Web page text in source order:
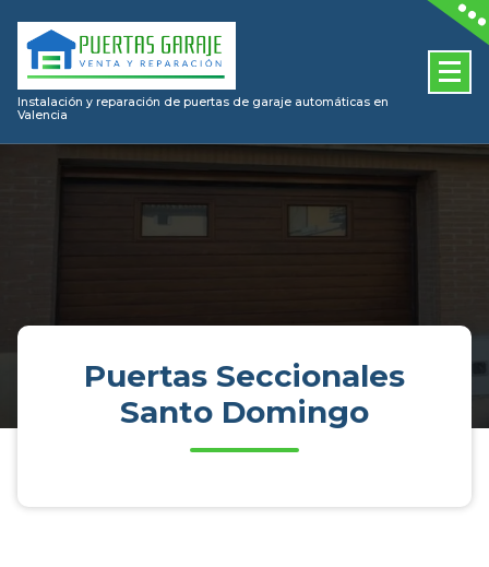
content
Instalación y reparación de puertas de garaje automáticas en
Valencia
Puertas Seccionales
Santo Domingo